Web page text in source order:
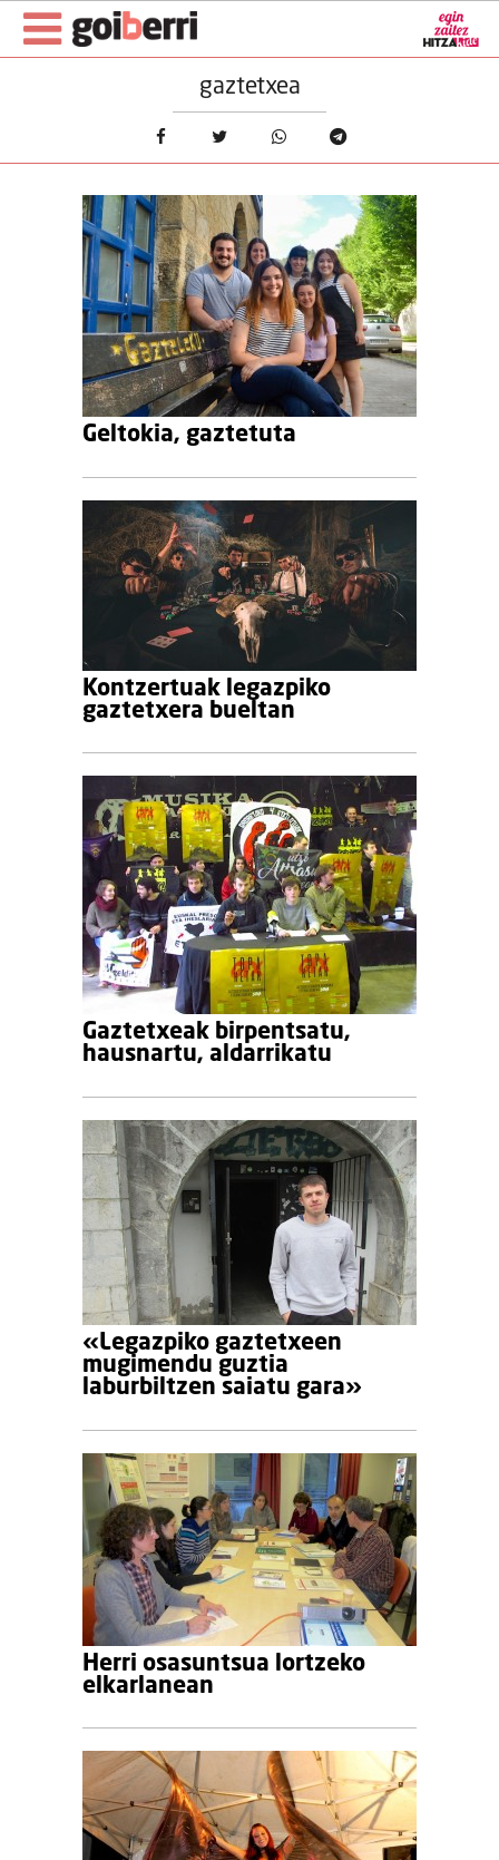
gaztetxea
Geltokia, gaztetuta
Kontzertuak legazpiko
gaztetxera bueltan
Gaztetxeak birpentsatu,
hausnartu, aldarrikatu
«Legazpiko gaztetxeen
mugimendu guztia
laburbiltzen saiatu gara»
Herri osasuntsua lortzeko
elkarlanean